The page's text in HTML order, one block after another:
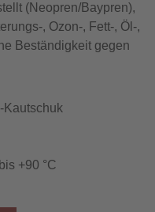
(Neopren/Baypren),
, Ozon-, Fett-, Öl-,
Beständigkeit gegen
Kautschuk
+90 °C